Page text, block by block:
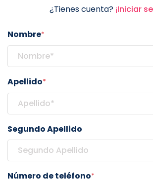
¿Tienes cuenta? ¡Iniciar
Nombre*
Apellido*
Segundo Apellido
Número de teléfono*